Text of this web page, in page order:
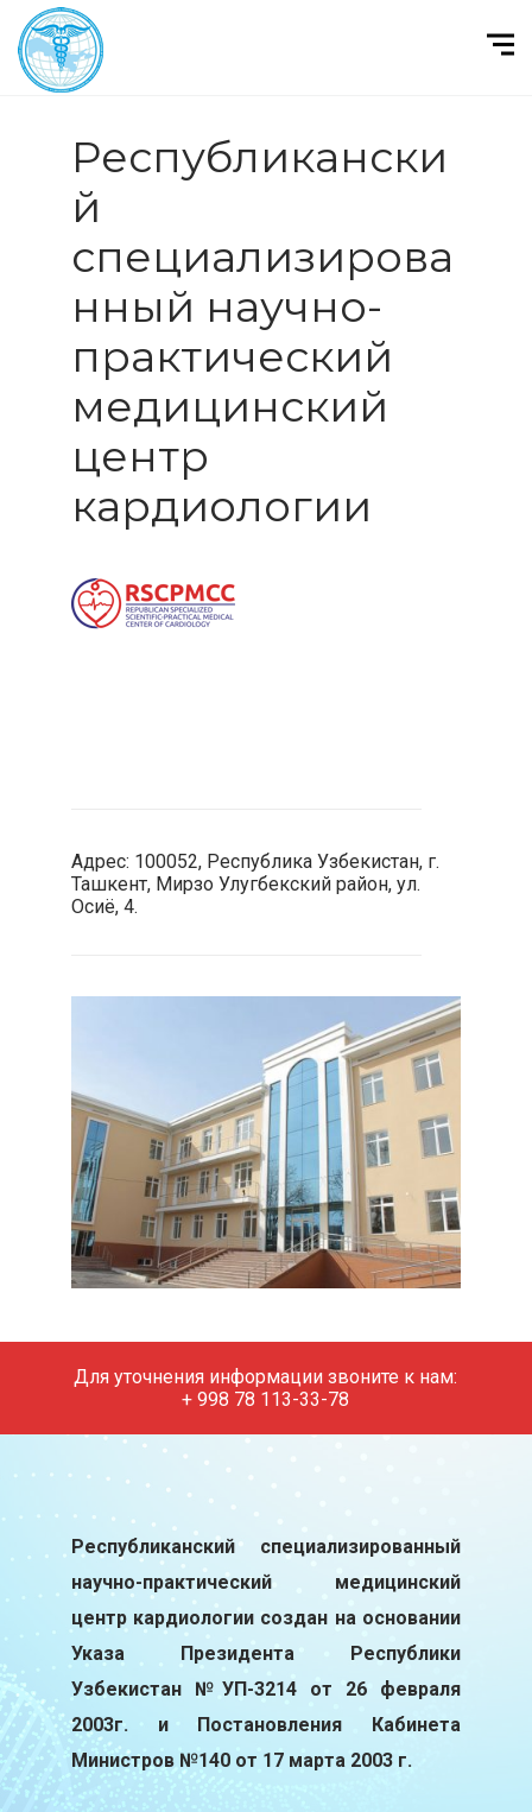
Республикански
й
специализирова
нный научно-
практический
медицинский
центр
кардиологии
Адрес: 100052, Республика Узбекистан, г.
Ташкент, Мирзо Улугбекский район, ул.
Осиё, 4.
Для уточнения информации звоните к нам:
+ 998 78 113-33-78
Республиканский специализированный
научно-практический медицинский
центр кардиологии создан на основании
Указа Президента Республики
Узбекистан №УП-3214 от 26 февраля
2003г. и Постановления Кабинета
Министров №140 от 17 марта 2003 г.